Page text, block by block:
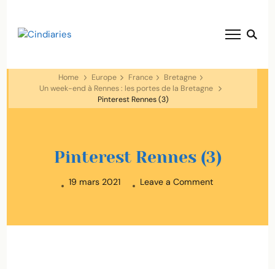
Home Europe France
Bretagne
Un week-end à Rennes : les portes de la Bretagne
Pinterest Rennes (3)
Pinterest Rennes (3)
19 mars 2021 Leave a Comment